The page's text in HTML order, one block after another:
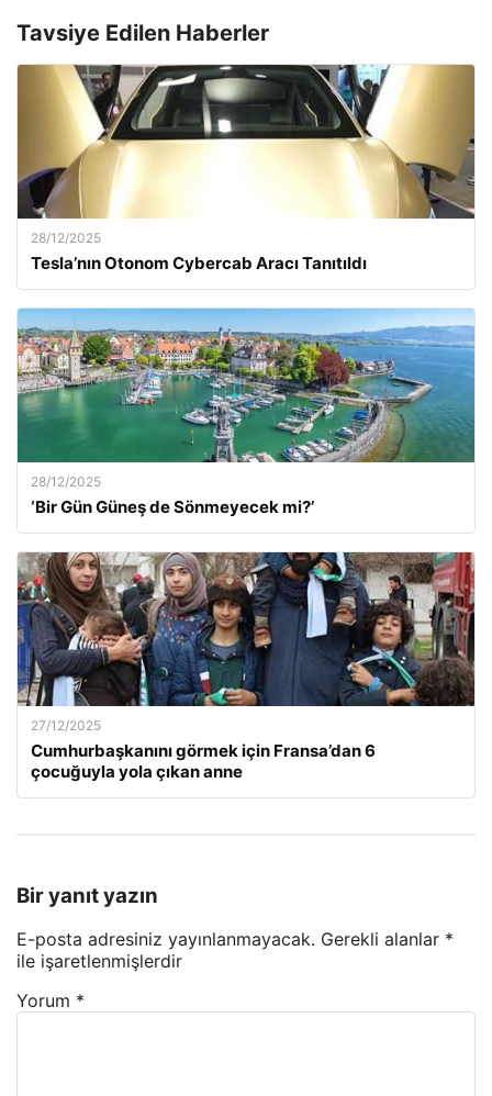
Tavsiye Edilen Haberler
28/12/2025
Tesla’nın Otonom Cybercab Aracı Tanıtıldı
28/12/2025
‘Bir Gün Güneş de Sönmeyecek mi?’
27/12/2025
Cumhurbaşkanını görmek için Fransa’dan 6
çocuğuyla yola çıkan anne
Bir yanıt yazın
E-posta adresiniz yayınlanmayacak. Gerekli alanlar *
ile işaretlenmişlerdir
Yorum *